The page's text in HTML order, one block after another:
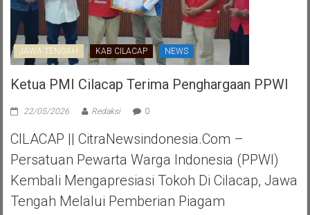
JAWA TENGAH KAB CILACAP NEWS
Ketua PMI Cilacap Terima Penghargaan PPWI
22/05/2026 Redaksi 0
CILACAP || CitraNewsindonesia.com –
Persatuan Pewarta Warga Indonesia (PPWI)
Kembali Mengapresiasi Tokoh Di Cilacap, Jawa
Tengah Melalui Pemberian Piagam